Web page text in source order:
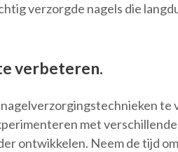
verzorgde nagels die
verbeteren.
te
met
ontwikkelen. Neem de tijd